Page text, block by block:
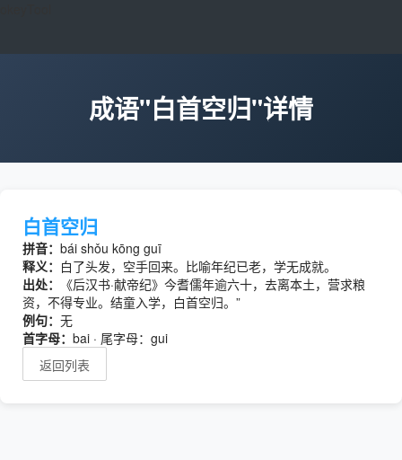
成语"白首空归"详情
白首空归
拼音： bái shǒu kōng guī
释义： 白了头发，空手回来。比喻年纪已老，学无成就。
出处：
《后汉书·献帝纪》今耆儒年逾六十，去离本土，营求粮
资，不得专业。结童入学，白首空归。”
例句： 无
首字母： bai · 尾字母：gui
返回列表